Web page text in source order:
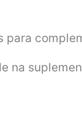
para
na